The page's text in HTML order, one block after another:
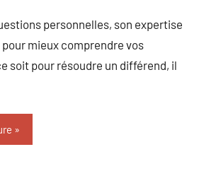
personnelles, son expertise
mieux comprendre vos
soit pour résoudre un différend, il